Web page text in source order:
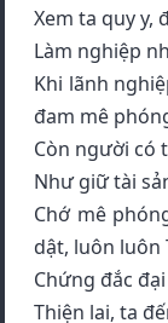
Xem ta quy y,
Làm nghiệp
Khi lãnh
đam mê
Còn người có
Như giữ tài
Chớ mê
dật, luôn luôn
Chứng đắc
Thiện lai, ta